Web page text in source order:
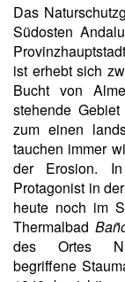
Das
Südosten
ist erhebt sich
Bucht von
stehende
zum einen
tauchen immer
der Erosion.
Protagonist in der
heute noch im
Thermalbad
des Ortes
begriffene